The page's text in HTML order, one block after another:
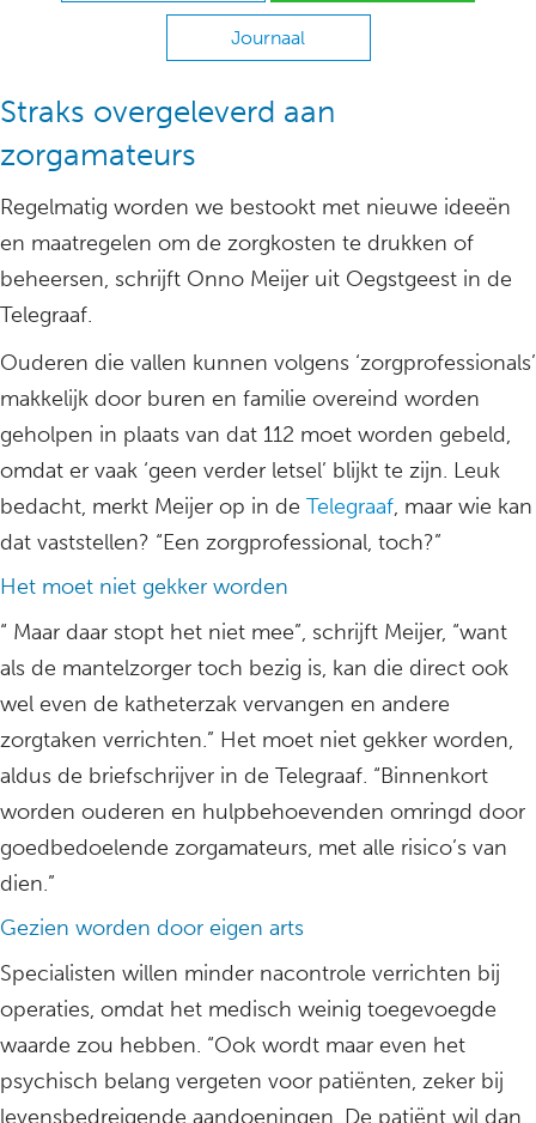
Journaal
Straks overgeleverd aan
zorgamateurs
Regelmatig worden we bestookt met nieuwe ideeën
en maatregelen om de zorgkosten te drukken of
beheersen, schrijft Onno Meijer uit Oegstgeest in de
Telegraaf.
Ouderen die vallen kunnen volgens ‘zorgprofessionals’
makkelijk door buren en familie overeind worden
geholpen in plaats van dat 112 moet worden gebeld,
omdat er vaak ‘geen verder letsel’ blijkt te zijn. Leuk
bedacht, merkt Meijer op in de Telegraaf, maar wie kan
dat vaststellen? “Een zorgprofessional, toch?”
Het moet niet gekker worden
“ Maar daar stopt het niet mee”, schrijft Meijer, “want
als de mantelzorger toch bezig is, kan die direct ook
wel even de katheterzak vervangen en andere
zorgtaken verrichten.” Het moet niet gekker worden,
aldus de briefschrijver in de Telegraaf. “Binnenkort
worden ouderen en hulpbehoevenden omringd door
goedbedoelende zorgamateurs, met alle risico’s van
dien.”
Gezien worden door eigen arts
Specialisten willen minder nacontrole verrichten bij
operaties, omdat het medisch weinig toegevoegde
waarde zou hebben. “Ook wordt maar even het
psychisch belang vergeten voor patiënten, zeker bij
levensbedreigende aandoeningen. De patiënt wil dan